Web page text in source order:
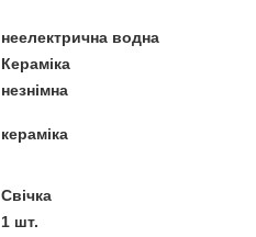
неелектрична водна
Кераміка
незнімна
кераміка
Свічка
1 шт.